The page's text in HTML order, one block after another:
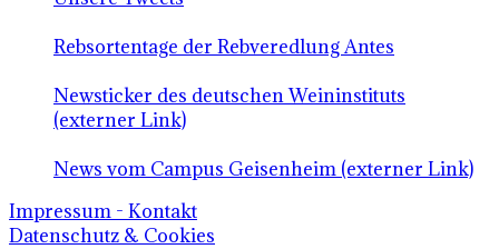
Rebsortentage der Rebveredlung Antes
Newsticker des deutschen Weininstituts
(externer Link)
News vom Campus Geisenheim (externer Link)
Impressum - Kontakt
Datenschutz & Cookies